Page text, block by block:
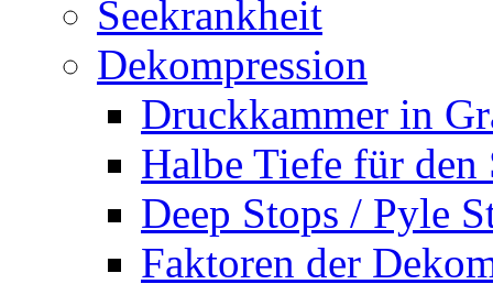
Seekrankheit
Dekompression
Druckkammer in
Halbe Tiefe für den
Deep Stops / Pyle
Faktoren der